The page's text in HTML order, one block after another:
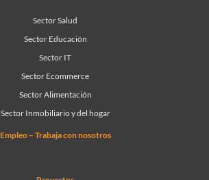
Sector Salud
Sector Educación
Sector IT
Sector Ecommerce
Sector Alimentación
Sector Inmobiliario y del hogar
Empleo – Trabaja con nosotros